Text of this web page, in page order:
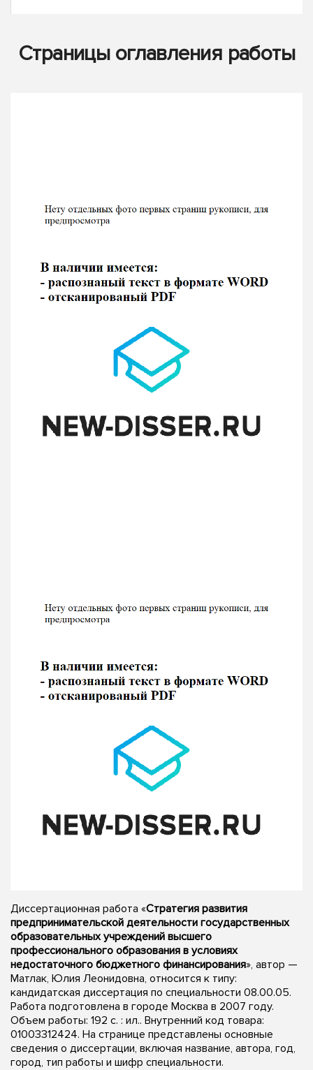
Страницы оглавления работы
Диссертационная работа «Стратегия развития
предпринимательской деятельности государственных
образовательных учреждений высшего
профессионального образования в условиях
недостаточного бюджетного финансирования», автор —
Матлак, Юлия Леонидовна, относится к типу:
кандидатская диссертация по специальности 08.00.05.
Работа подготовлена в городе Москва в 2007 году.
Объем работы: 192 с. : ил.. Внутренний код товара:
01003312424. На странице представлены основные
сведения о диссертации, включая название, автора, год,
город, тип работы и шифр специальности.